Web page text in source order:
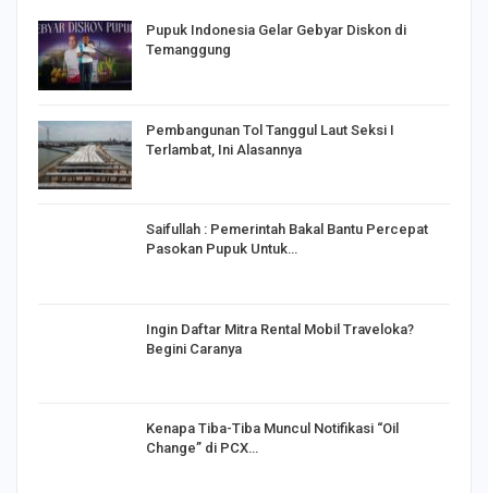
Pupuk Indonesia Gelar Gebyar Diskon di
Temanggung
Pembangunan Tol Tanggul Laut Seksi I
Terlambat, Ini Alasannya
Saifullah : Pemerintah Bakal Bantu Percepat
Pasokan Pupuk Untuk…
Ingin Daftar Mitra Rental Mobil Traveloka?
Begini Caranya
Kenapa Tiba-Tiba Muncul Notifikasi “Oil
Change” di PCX…